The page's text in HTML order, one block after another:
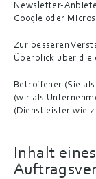
Newsletter-
Google oder
Zur besseren
Überblick über die
Betroffener (Sie
(wir als
(Dienstleister wie
Inhalt eines